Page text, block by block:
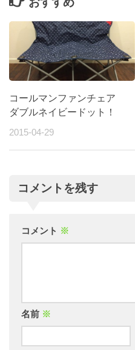
コールマンファンチェア
ダブルネイビードット！
2015-04-29
コメントを残す
コメント ※
名前 ※